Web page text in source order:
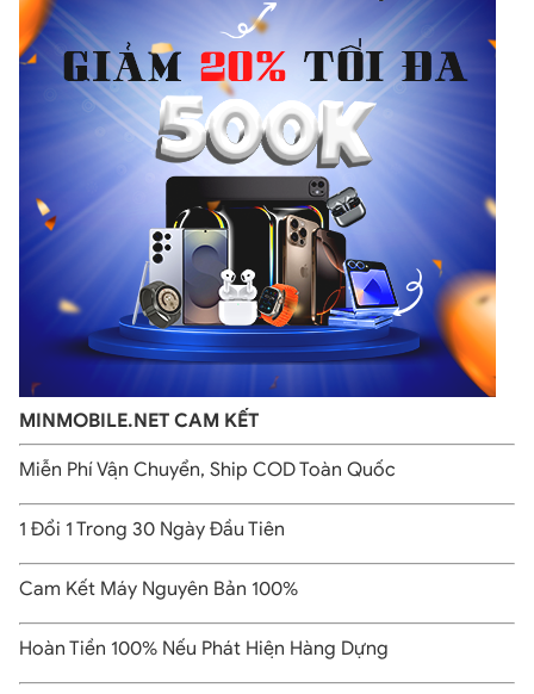
MINMOBILE.NET CAM KẾT
Miễn Phí Vận Chuyển, Ship COD Toàn Quốc
1 Đổi 1 Trong 30 Ngày Đầu Tiên
Cam Kết Máy Nguyên Bản 100%
Hoàn Tiền 100% Nếu Phát Hiện Hàng Dựng